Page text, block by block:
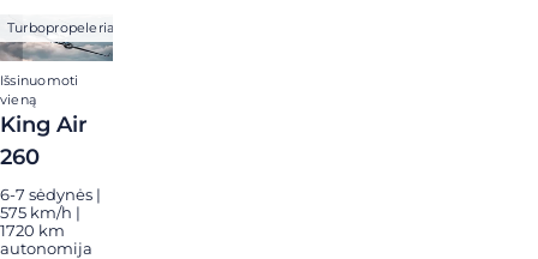
Turbopropeleriai
Išsinuomoti
vieną
King Air
260
6-7 sėdynės |
575 km/h |
1720 km
autonomija